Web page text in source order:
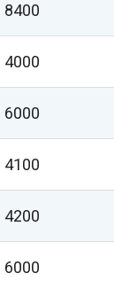
8400
4000
6000
4100
4200
6000